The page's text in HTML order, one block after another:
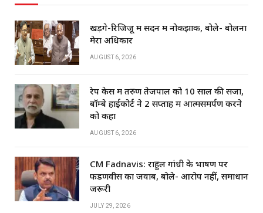
खड़गे-रिजिजू में सदन में नोकझोंक, बोले- बोलना
मेरा अधिकार
AUGUST 6, 2026
रेप केस में तरुण तेजपाल को 10 साल की सजा,
बॉम्बे हाईकोर्ट ने 2 सप्ताह में आत्मसमर्पण करने
को कहा
AUGUST 6, 2026
CM Fadnavis: राहुल गांधी के भाषण पर
फडणवीस का जवाब, बोले- आरोप नहीं, समाधान
जरूरी
JULY 29, 2026